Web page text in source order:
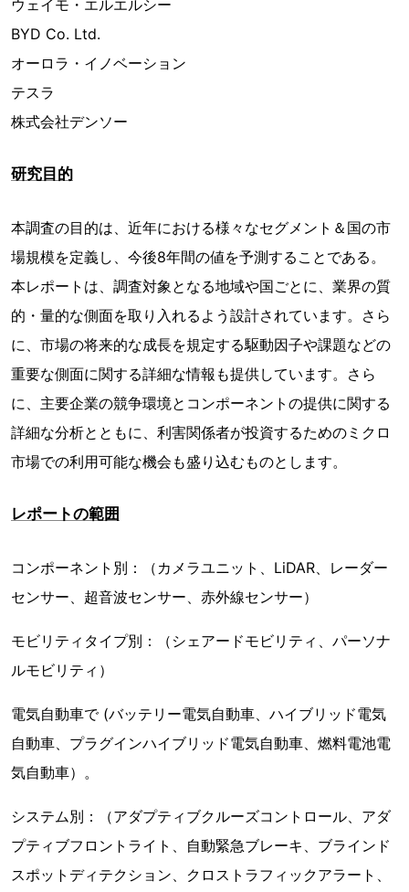
ウェイモ・エルエルシー
BYD Co. Ltd.
オーロラ・イノベーション
テスラ
株式会社デンソー
研究目的
本調査の目的は、近年における様々なセグメント＆国の市
場規模を定義し、今後8年間の値を予測することである。
本レポートは、調査対象となる地域や国ごとに、業界の質
的・量的な側面を取り入れるよう設計されています。さら
に、市場の将来的な成長を規定する駆動因子や課題などの
重要な側面に関する詳細な情報も提供しています。さら
に、主要企業の競争環境とコンポーネントの提供に関する
詳細な分析とともに、利害関係者が投資するためのミクロ
市場での利用可能な機会も盛り込むものとします。
レポートの範囲
コンポーネント別：（カメラユニット、LiDAR、レーダー
センサー、超音波センサー、赤外線センサー）
モビリティタイプ別：（シェアードモビリティ、パーソナ
ルモビリティ）
電気自動車で (バッテリー電気自動車、ハイブリッド電気
自動車、プラグインハイブリッド電気自動車、燃料電池電
気自動車）。
システム別：（アダプティブクルーズコントロール、アダ
プティブフロントライト、自動緊急ブレーキ、ブラインド
スポットディテクション、クロストラフィックアラート、